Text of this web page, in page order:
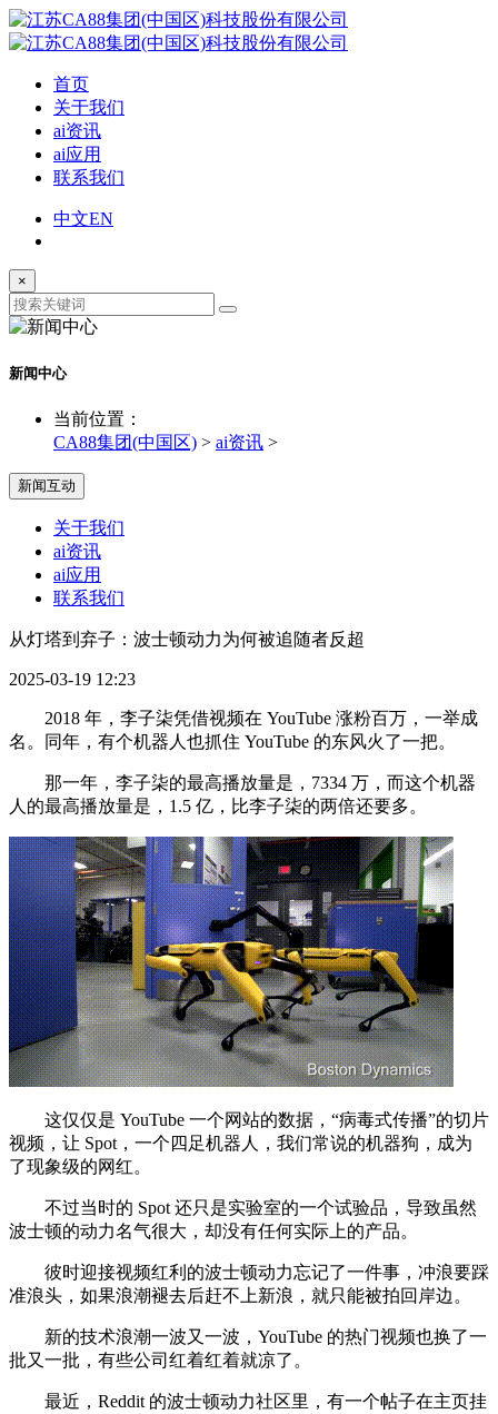
首页
关于我们
ai资讯
ai应用
联系我们
中文EN
×
新闻中心
当前位置：
CA88集团(中国区) > ai资讯 >
新闻互动
关于我们
ai资讯
ai应用
联系我们
从灯塔到弃子：波士顿动力为何被追随者反超
2025-03-19 12:23
2018 年，李子柒凭借视频在 YouTube 涨粉百万，一举成
名。同年，有个机器人也抓住 YouTube 的东风火了一把。
那一年，李子柒的最高播放量是，7334 万，而这个机器
人的最高播放量是，1.5 亿，比李子柒的两倍还要多。
这仅仅是 YouTube 一个网站的数据，“病毒式传播”的切片
视频，让 Spot，一个四足机器人，我们常说的机器狗，成为
了现象级的网红。
不过当时的 Spot 还只是实验室的一个试验品，导致虽然
波士顿的动力名气很大，却没有任何实际上的产品。
彼时迎接视频红利的波士顿动力忘记了一件事，冲浪要踩
准浪头，如果浪潮褪去后赶不上新浪，就只能被拍回岸边。
新的技术浪潮一波又一波，YouTube 的热门视频也换了一
批又一批，有些公司红着红着就凉了。
最近，Reddit 的波士顿动力社区里，有一个帖子在主页挂